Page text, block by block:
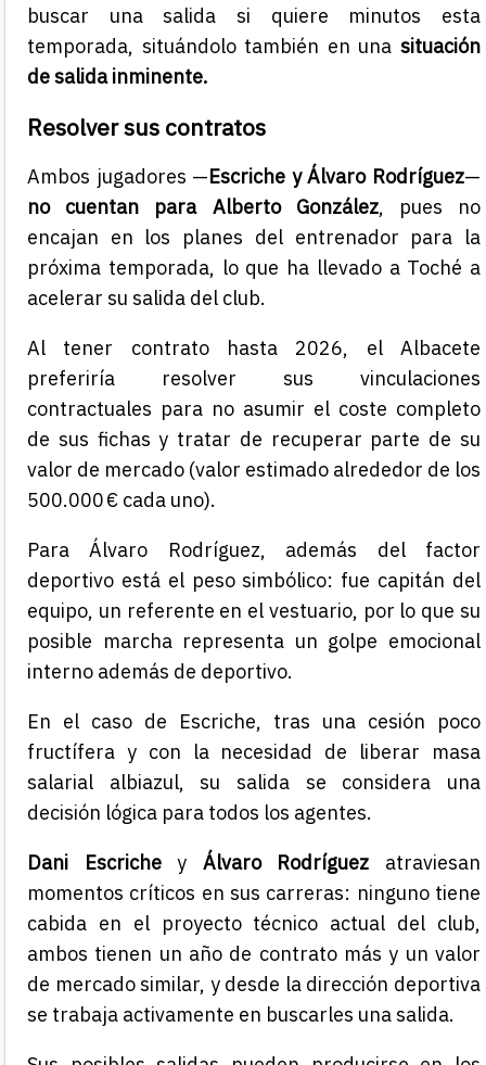
buscar una salida si quiere minutos esta
temporada, situándolo también en una situación
de salida inminente.
Resolver sus contratos
Ambos jugadores —Escriche y Álvaro Rodríguez—
no cuentan para Alberto González, pues no
encajan en los planes del entrenador para la
próxima temporada, lo que ha llevado a Toché a
acelerar su salida del club.
Al tener contrato hasta 2026, el Albacete
preferiría resolver sus vinculaciones
contractuales para no asumir el coste completo
de sus fichas y tratar de recuperar parte de su
valor de mercado (valor estimado alrededor de los
500.000 € cada uno).
Para Álvaro Rodríguez, además del factor
deportivo está el peso simbólico: fue capitán del
equipo, un referente en el vestuario, por lo que su
posible marcha representa un golpe emocional
interno además de deportivo.
En el caso de Escriche, tras una cesión poco
fructífera y con la necesidad de liberar masa
salarial albiazul, su salida se considera una
decisión lógica para todos los agentes.
Dani Escrichey Álvaro Rodríguez atraviesan
momentos críticos en sus carreras: ninguno tiene
cabida en el proyecto técnico actual del club,
ambos tienen un año de contrato más y un valor
de mercado similar, y desde la dirección deportiva
se trabaja activamente en buscarles una salida.